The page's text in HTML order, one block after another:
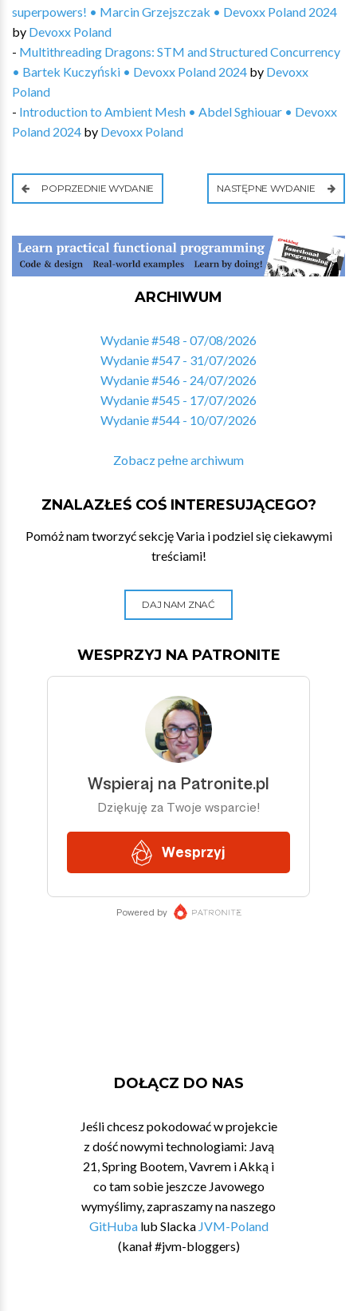
superpowers! • Marcin Grzejszczak • Devoxx Poland 2024
by Devoxx Poland
- Multithreading Dragons: STM and Structured Concurrency
• Bartek Kuczyński • Devoxx Poland 2024 by Devoxx
Poland
- Introduction to Ambient Mesh • Abdel Sghiouar • Devoxx
Poland 2024 by Devoxx Poland
POPRZEDNIE WYDANIE NASTĘPNE WYDANIE
ARCHIWUM
Wydanie #548 - 07/08/2026
Wydanie #547 - 31/07/2026
Wydanie #546 - 24/07/2026
Wydanie #545 - 17/07/2026
Wydanie #544 - 10/07/2026
Zobacz pełne archiwum
ZNALAZŁEŚ COŚ INTERESUJĄCEGO?
Pomóż nam tworzyć sekcję Varia i podziel się ciekawymi
treściami!
DAJ NAM ZNAĆ
WESPRZYJ NA PATRONITE
DOŁĄCZ DO NAS
Jeśli chcesz pokodować w projekcie
z dość nowymi technologiami: Javą
21, Spring Bootem, Vavrem i Akką i
co tam sobie jeszcze Javowego
wymyślimy, zapraszamy na naszego
GitHubalub Slacka JVM-Poland
(kanał #jvm-bloggers)